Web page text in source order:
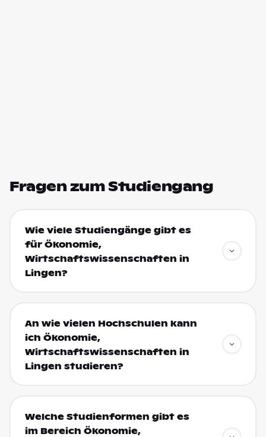
Fragen zum Studiengang
Wie viele Studiengänge gibt es
für Ökonomie,
Wirtschaftswissenschaften in
Lingen?
An wie vielen Hochschulen kann
ich Ökonomie,
Wirtschaftswissenschaften in
Lingen studieren?
Welche Studienformen gibt es
im Bereich Ökonomie,